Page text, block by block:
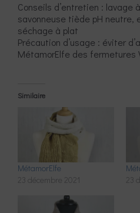
Conseils d’entretien : lavage
savonneuse tiède pH neutre,
séchage à plat
Précaution d’usage : éviter
MétamorElfe des fermetures
Similaire
MétamorElfe
23 décembre 2021
23